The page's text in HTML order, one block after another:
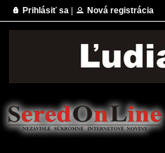
Prihlásiť sa Nová registrácia